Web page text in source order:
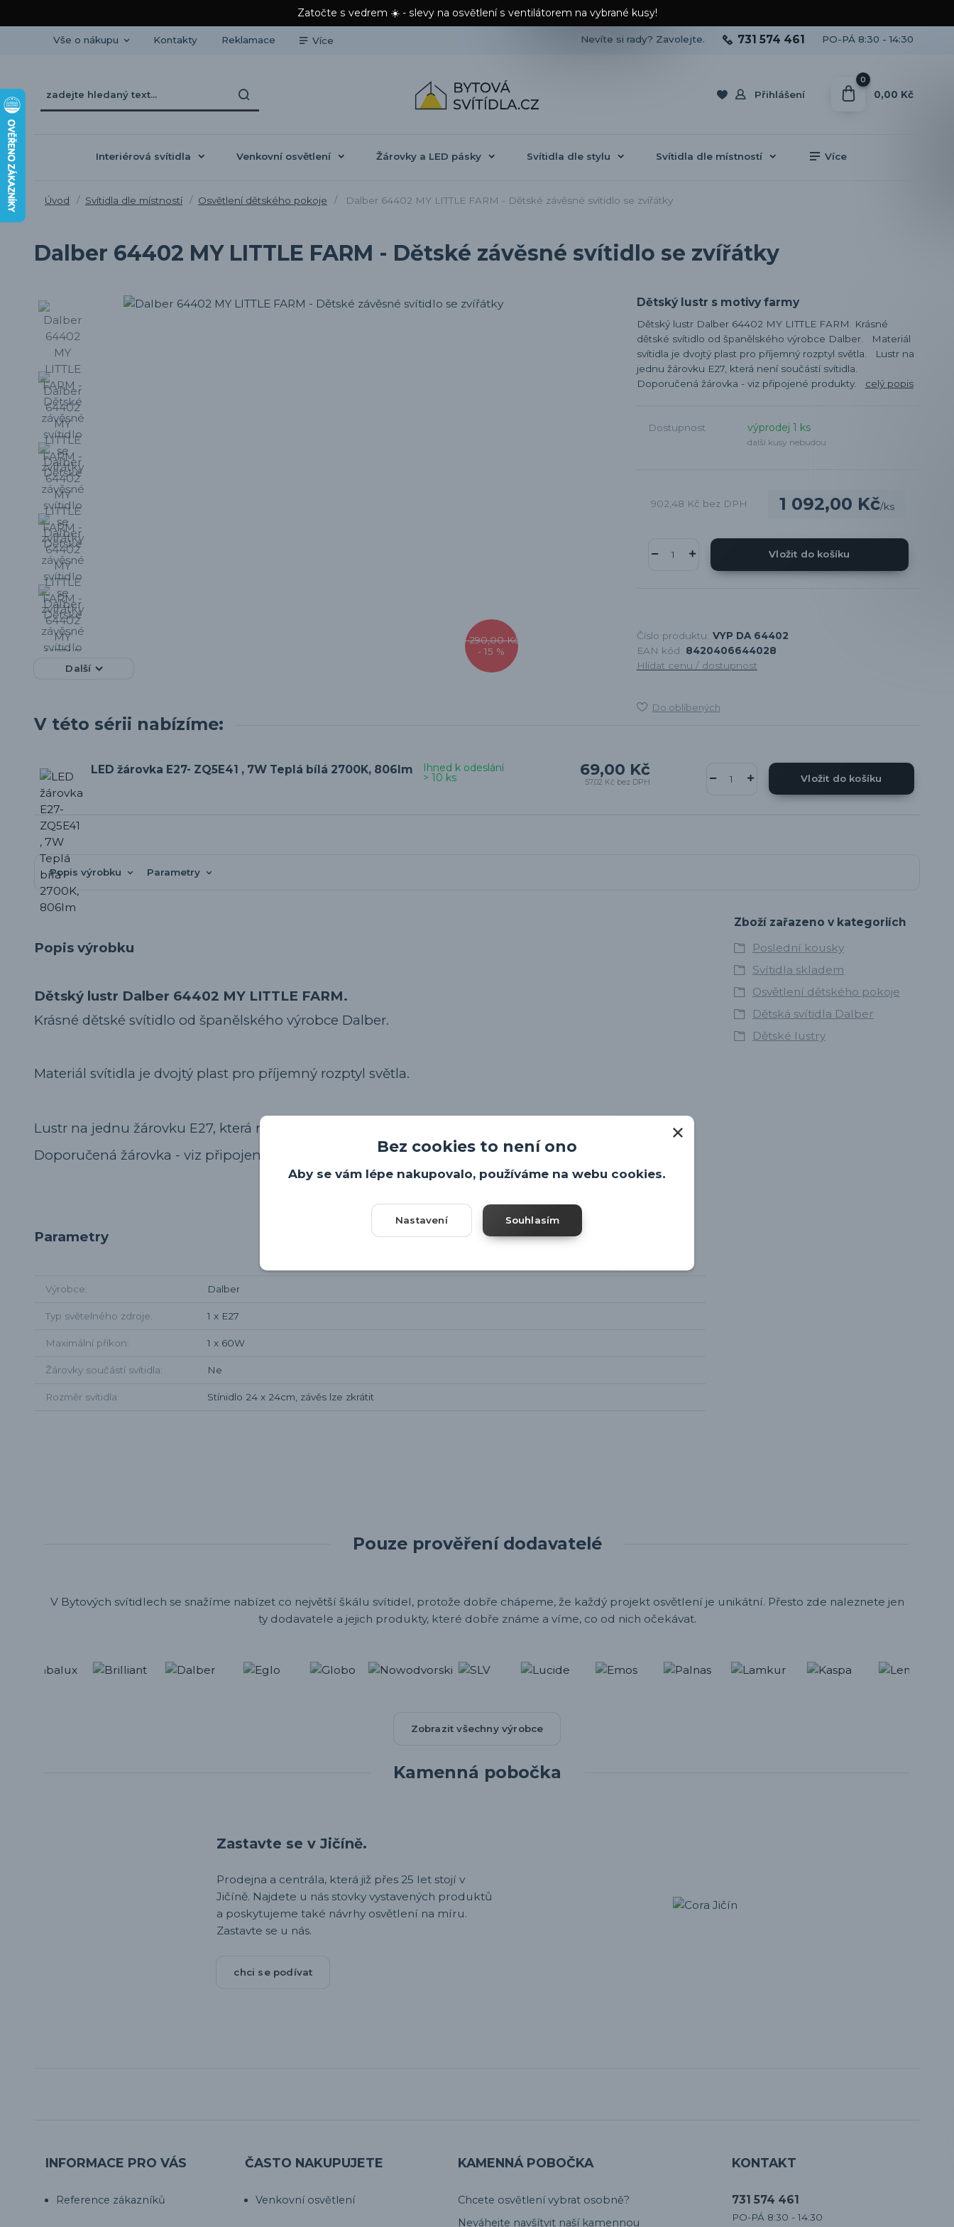
Zatočte s vedrem ☀️ - slevy na osvětlení s ventilátorem na vybrané kusy!
Vše o nákupu Kontakty Reklamace Více
Přihlášení
Nevíte si rady? Zavolejte. 731 574 461 PO-PÁ 8:30 - 14:30
0
0,00 Kč
Interiérová svítidla Venkovní osvětlení Žárovky a LED pásky Svítidla dle stylu Svítidla dle místností Více
Úvod Svítidla dle místností Osvětlení dětského pokoje Dalber 64402 MY LITTLE FARM - Dětské závěsné svítidlo se zvířátky
Dalber 64402 MY LITTLE FARM - Dětské závěsné svítidlo se zvířátky
1 290,00 Kč
- 15 %
Další
Dětský lustr s motivy farmy
Dětský lustr Dalber 64402 MY LITTLE FARM. Krásné
dětské svítidlo od španělského výrobce Dalber. Materiál
svítidla je dvojtý plast pro příjemný rozptyl světla. Lustr na
jednu žárovku E27, která není součástí svítidla.
Doporučená žárovka - viz připojené produkty. celý popis
Dostupnost výprodej 1 ks
další kusy nebudou
1 092,00 Kč/ks
902,48 Kč bez DPH
Vložit do košíku
Číslo produktu: VYP DA 64402
EAN kód: 8420406644028
Hlídat cenu / dostupnost
Do oblíbených
V této sérii nabízíme:
LED žárovka E27- ZQ5E41 , 7W Teplá bílá 2700K, 806lm 69,00 Kč
57,02 Kč bez DPH
Ihned k odeslání
> 10 ks Vložit do košíku
Popis výrobku Parametry
Popis výrobku
Dětský lustr Dalber 64402 MY LITTLE FARM.
Krásné dětské svítidlo od španělského výrobce Dalber.
Materiál svítidla je dvojtý plast pro příjemný rozptyl světla.
Lustr na jednu žárovku E27, která není součástí svítidla.
Doporučená žárovka - viz připojené produkty.
Parametry
Výrobce Dalber
Typ světelného zdroje 1 x E27
Maximální příkon 1 x 60W
Žárovky součástí svítidla Ne
Rozměr svítidla Stínidlo 24 x 24cm, závěs lze zkrátit
Zboží zařazeno v kategoriích
Poslední kousky
Svítidla skladem
Osvětlení dětského pokoje
Dětská svítidla Dalber
Dětské lustry
Pouze prověření dodavatelé
V Bytových svítidlech se snažíme nabízet co největší škálu svítidel, protože dobře chápeme, že každý projekt osvětlení je unikátní. Přesto zde naleznete jen
ty dodavatele a jejich produkty, které dobře známe a víme, co od nich očekávat.
Zobrazit všechny výrobce
Kamenná pobočka
Zastavte se v Jičíně.
Prodejna a centrála, která již přes 25 let stojí v
Jičíně. Najdete u nás stovky vystavených produktů
a poskytujeme také návrhy osvětlení na míru.
Zastavte se u nás.
chci se podívat
INFORMACE PRO VÁS
Reference zákazníků
ČASTO NAKUPUJETE
Venkovní osvětlení
KAMENNÁ POBOČKA
Chcete osvětlení vybrat osobně?
Neváhejte navšítvit naší kamennou
KONTAKT
731 574 461
PO-PÁ 8:30 - 14:30
Bez cookies to není ono
Aby se vám lépe nakupovalo, používáme na webu cookies.
Nastavení Souhlasím